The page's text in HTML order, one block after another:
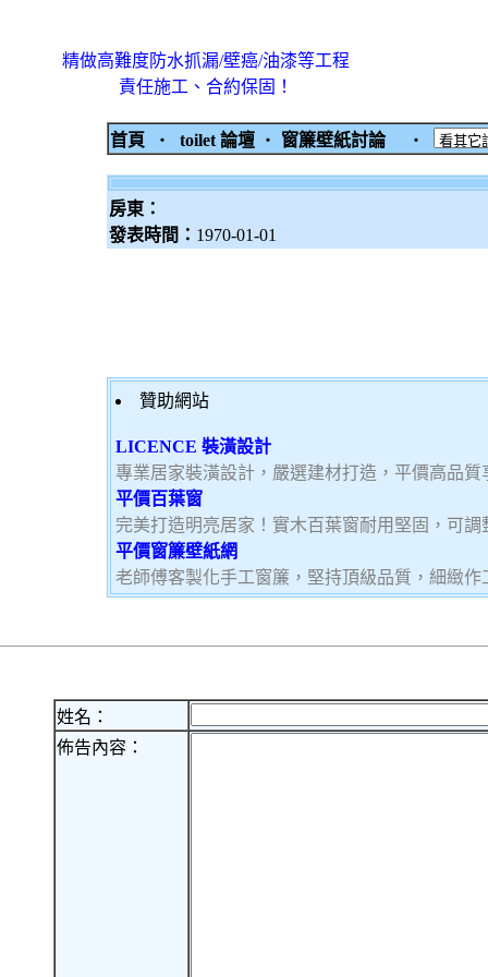
精做高難度防水抓漏/壁癌/油漆等工程
責任施工、合約保固！
首頁 ‧ toilet 論壇 ‧ 窗簾壁紙討論 ‧
房東：
發表時間： 1970-01-01
贊助網站
LICENCE 裝潢設計
專業居家裝潢設計，嚴選建材打造，平價高品
平價百葉窗
完美打造明亮居家！實木百葉窗耐用堅固，可
平價窗簾壁紙網
老師傅客製化手工窗簾，堅持頂級品質，細緻
姓名：
佈告內容：